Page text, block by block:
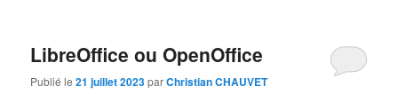
LibreOffice ou OpenOffice
Publié le21 juillet 2023parChristian CHAUVET